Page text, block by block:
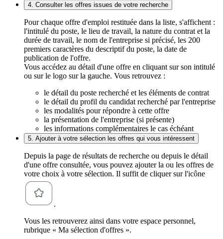
4. Consulter les offres issues de votre recherche
Pour chaque offre d'emploi restituée dans la liste, s'affichent :
l'intitulé du poste, le lieu de travail, la nature du contrat et la
durée de travail, le nom de l'entreprise si précisé, les 200
premiers caractères du descriptif du poste, la date de
publication de l'offre.
Vous accédez au détail d'une offre en cliquant sur son intitulé
ou sur le logo sur la gauche. Vous retrouvez :
le détail du poste recherché et les éléments de contrat
le détail du profil du candidat recherché par l'entreprise
les modalités pour répondre à cette offre
la présentation de l'entreprise (si présente)
les informations complémentaires le cas échéant
5. Ajouter à votre sélection les offres qui vous intéressent
Depuis la page de résultats de recherche ou depuis le détail
d'une offre consultée, vous pouvez ajouter la ou les offres de
votre choix à votre sélection. Il suffit de cliquer sur l'icône
.
Vous les retrouverez ainsi dans votre espace personnel,
rubrique « Ma sélection d'offres ».